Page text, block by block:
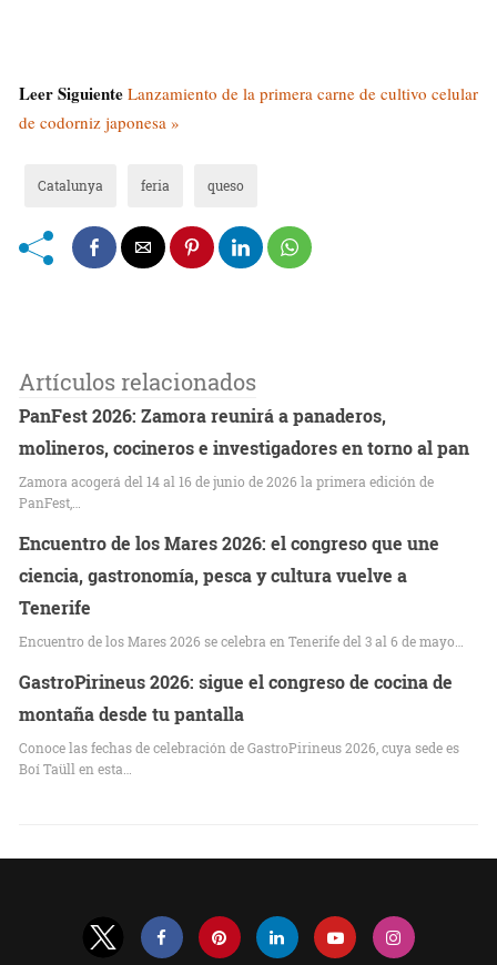
Leer Siguiente Lanzamiento de la primera carne de cultivo celular
de codorniz japonesa »
Catalunya feria queso
Artículos relacionados
PanFest 2026: Zamora reunirá a panaderos,
molineros, cocineros e investigadores en torno al pan
Zamora acogerá del 14 al 16 de junio de 2026 la primera edición de
PanFest,…
Encuentro de los Mares 2026: el congreso que une
ciencia, gastronomía, pesca y cultura vuelve a
Tenerife
Encuentro de los Mares 2026 se celebra en Tenerife del 3 al 6 de mayo…
GastroPirineus 2026: sigue el congreso de cocina de
montaña desde tu pantalla
Conoce las fechas de celebración de GastroPirineus 2026, cuya sede es
Boí Taüll en esta…